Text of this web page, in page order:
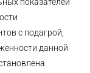
с подагрой,
данной